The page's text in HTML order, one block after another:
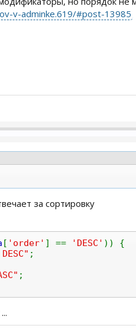
v-adminke.619/#post-13985
за сортировку
[ 'order' ] == 'DESC' )) {
;
;